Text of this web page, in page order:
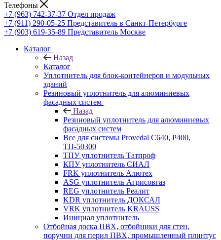
Телефоны
+7 (963) 742-37-37 Отдел продаж
+7 (911) 290-05-25 Представитель в Санкт-Петербурге
+7 (903) 619-35-89 Представитель Москве
Каталог
Назад
Каталог
Уплотнитель для блок-контейнеров и модульных
зданий
Резиновый уплотнитель для алюминиевых
фасадных систем
Назад
Резиновый уплотнитель для алюминиевых
фасадных систем
Все для системы Provedal С640, Р400,
ТП-50300
ТПУ уплотнитель Татпроф
КПУ уплотнитель СИАЛ
FRK уплотнитель Алютех
ASG уплотнитель Агрисовгаз
REG уплотнитель Реалит
KDR уплотнитель ДОКСАЛ
VRK уплотнитель KRAUSS
Инициал уплотнитель
Отбойная доска ПВХ, отбойники для стен,
поручни для перил ПВХ, промышленный плинтус